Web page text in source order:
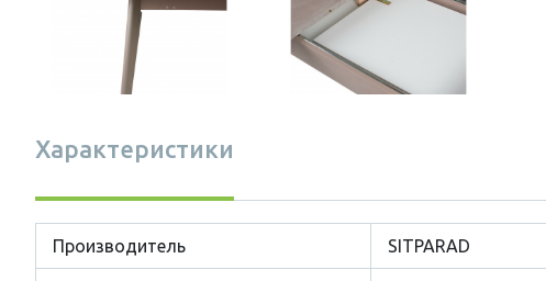
Характеристики
Производитель SITPARAD